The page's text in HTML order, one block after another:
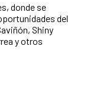
donde se
del
Shiny
y otros